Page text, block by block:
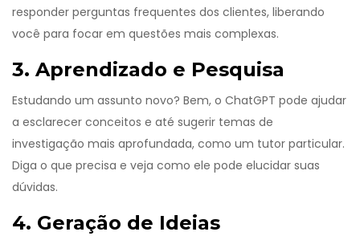
responder perguntas frequentes dos clientes, liberando
você para focar em questões mais complexas.
3. Aprendizado e Pesquisa
Estudando um assunto novo? Bem, o ChatGPT pode ajudar
a esclarecer conceitos e até sugerir temas de
investigação mais aprofundada, como um tutor particular.
Diga o que precisa e veja como ele pode elucidar suas
dúvidas.
4. Geração de Ideias